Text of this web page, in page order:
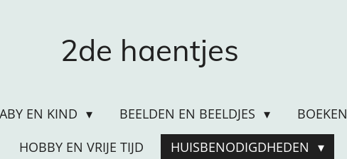
2de haentjes
EN KIND BEELDEN EN BEELDJES BOEKEN
HOBBY EN VRIJE TIJD HUISBENODIGDHEDEN